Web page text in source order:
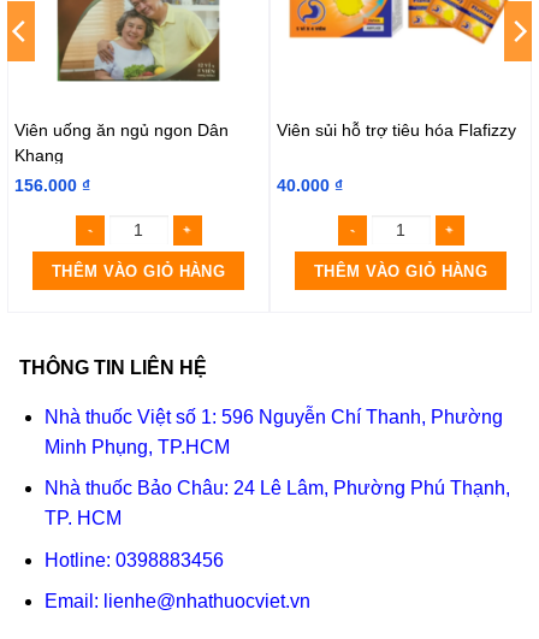
Viên uống ăn ngủ ngon Dân
Khang
156.000 ₫
THÊM VÀO GIỎ HÀNG
Viên sủi hỗ trợ tiêu hóa Flafizzy
40.000 ₫
THÊM VÀO GIỎ HÀNG
THÔNG TIN LIÊN HỆ
Nhà thuốc Việt số 1: 596 Nguyễn Chí Thanh, Phường
Minh Phụng, TP.HCM
Nhà thuốc Bảo Châu: 24 Lê Lâm, Phường Phú Thạnh,
TP. HCM
Hotline: 0398883456
Email: lienhe@nhathuocviet.vn